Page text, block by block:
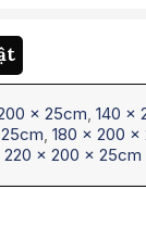
x 25cm, 140 x
, 180 x 200 x
220 x 200 x 25cm